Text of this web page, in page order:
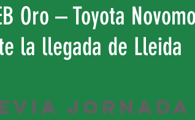
Oro – Toyota
la llegada de Lleida
Jornada